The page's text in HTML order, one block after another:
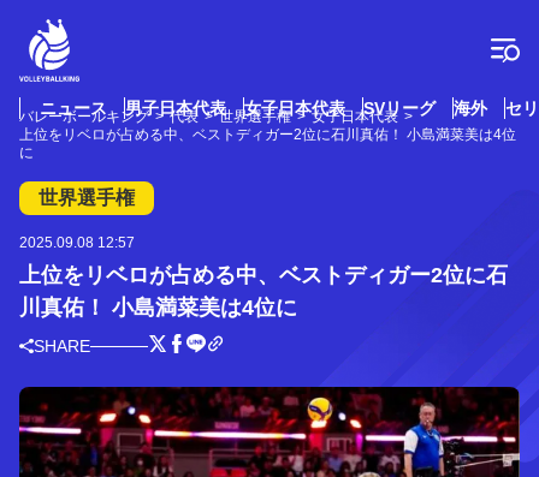
ニュース 男子日本代表 女子日本代表 SVリーグ 海外 セ
バレーボールキング 代表 世界選手権
女子日本代表
上位をリベロが占める中、ベストディガー2位に石川真佑！ 小島満菜美は4位
に
世界選手権
2025.09.08 12:57
上位をリベロが占める中、ベストディガー2位に石
川真佑！ 小島満菜美は4位に
SHARE